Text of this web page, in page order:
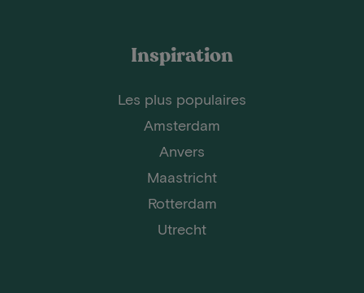
Inspiration
Les plus populaires
Amsterdam
Anvers
Maastricht
Rotterdam
Utrecht